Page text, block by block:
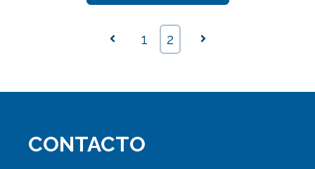
Anterior
1 2 Siguiente
CONTACTO